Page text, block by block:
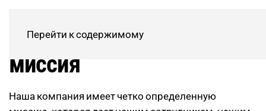
Перейти к содержимому
Наши ценности и наша
миссия
Наша компания имеет четко определенную